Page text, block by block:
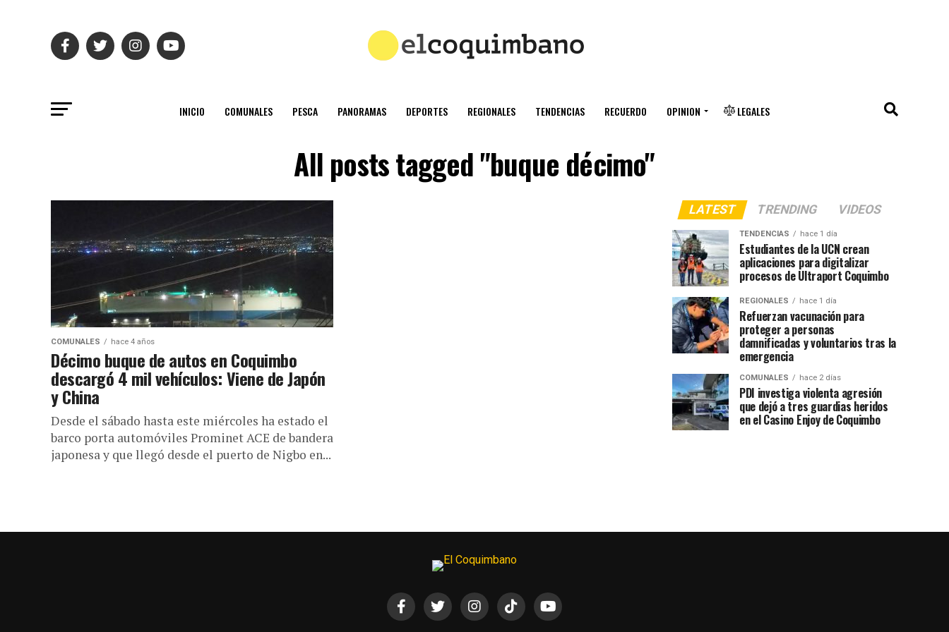
INICIO COMUNALES PESCA PANORAMAS DEPORTES REGIONALES TENDENCIAS RECUERDO OPINION LEGALES
All posts tagged "buque décimo"
COMUNALES hace 4 años
Décimo buque de autos en Coquimbo
descargó 4 mil vehículos: Viene de Japón
y China
Desde el sábado hasta este miércoles ha estado el
barco porta automóviles Prominet ACE de bandera
japonesa y que llegó desde el puerto de Nigbo en...
LATEST TRENDING VIDEOS
TENDENCIAS hace 1 día
Estudiantes de la UCN crean
aplicaciones para digitalizar
procesos de Ultraport Coquimbo
REGIONALES hace 1 día
Refuerzan vacunación para
proteger a personas
damnificadas y voluntarios tras la
emergencia
COMUNALES hace 2 días
PDI investiga violenta agresión
que dejó a tres guardias heridos
en el Casino Enjoy de Coquimbo